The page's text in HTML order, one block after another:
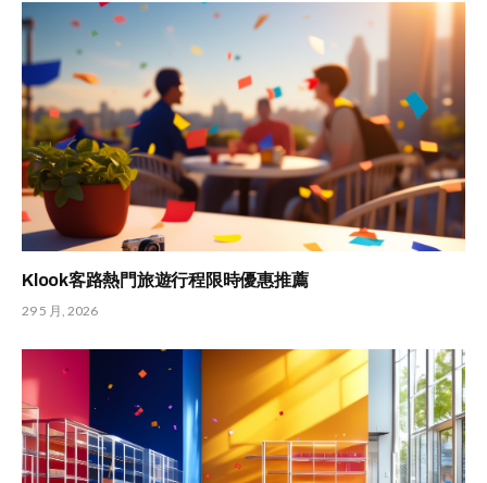
Klook客路熱門旅遊行程限時優惠推薦
29 5 月, 2026